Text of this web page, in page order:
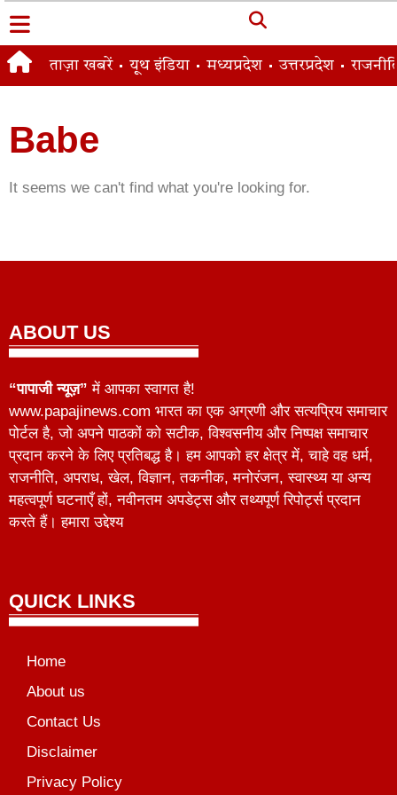
ताज़ा खबरें यूथ इंडिया मध्यप्रदेश उत्तरप्रदेश
Babe
It seems we can't find what you're looking for.
ABOUT US
“पापाजी न्यूज़” में आपका स्वागत है!
www.papajinews.com भारत का एक अग्रणी और सत्यप्रिय समाचार
पोर्टल है, जो अपने पाठकों को सटीक, विश्वसनीय और निष्पक्ष समाचार
प्रदान करने के लिए प्रतिबद्ध है। हम आपको हर क्षेत्र में, चाहे वह धर्म,
राजनीति, अपराध, खेल, विज्ञान, तकनीक, मनोरंजन, स्वास्थ्य या अन्य
महत्वपूर्ण घटनाएँ हों, नवीनतम अपडेट्स और तथ्यपूर्ण रिपोर्ट्स प्रदान
करते हैं। हमारा उद्देश्य
QUICK LINKS
Home
About us
Contact Us
Disclaimer
Privacy Policy